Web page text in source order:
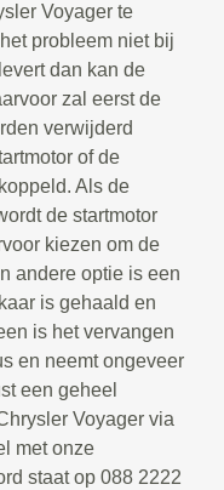
Voyager te
probleem niet bij
dan kan de
zal eerst de
verwijderd
of de
Als de
de startmotor
kiezen om de
andere optie is een
is gehaald en
is het vervangen
en neemt ongeveer
een geheel
Voyager via
met onze
staat op 088 2222